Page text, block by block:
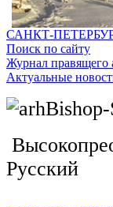
САНКТ-
Поиск по сайту
Журнал правящего
Актуальные
Русский